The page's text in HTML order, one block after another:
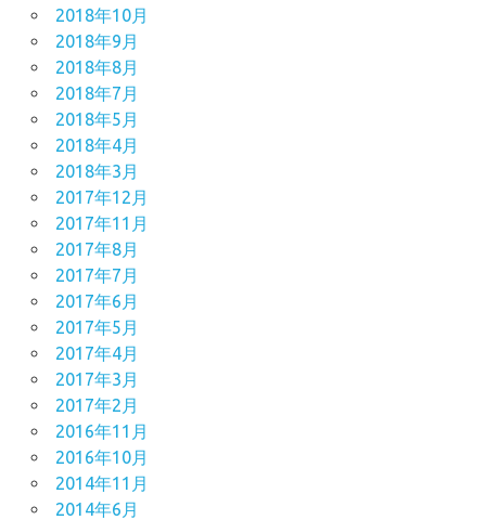
2018年10月
2018年9月
2018年8月
2018年7月
2018年5月
2018年4月
2018年3月
2017年12月
2017年11月
2017年8月
2017年7月
2017年6月
2017年5月
2017年4月
2017年3月
2017年2月
2016年11月
2016年10月
2014年11月
2014年6月